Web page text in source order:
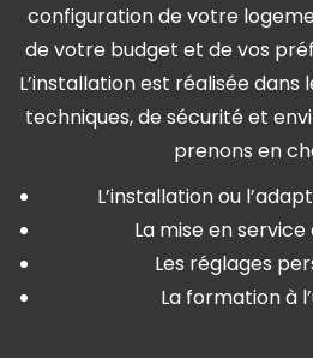
configuration de votre
de votre budget et de vos
L’installation est réalisée
techniques, de sécurité et
prenons en
L’installation ou
La mise en service
Les réglages
La formation à